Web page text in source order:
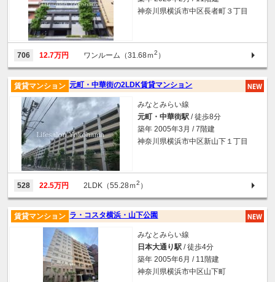
神奈川県横浜市中区長者町３丁目
706 12.7万円 ワンルーム（31.68ｍ2 ）
元町・中華街の2LDK賃貸マンション
賃貸マンション
みなとみらい線
元町・中華街駅 / 徒歩8分
築年 2005年3月 / 7階建
神奈川県横浜市中区新山下１丁目
528 22.5万円 2LDK（55.28ｍ2 ）
ラ・コスタ横浜・山下公園
賃貸マンション
みなとみらい線
日本大通り駅 / 徒歩4分
築年 2005年6月 / 11階建
神奈川県横浜市中区山下町